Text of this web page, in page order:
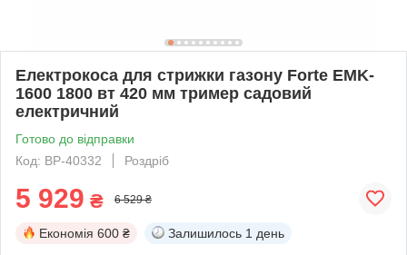
Електрокоса для стрижки газону Forte EMK-
1600 1800 вт 420 мм тример садовий
електричний
Готово до відправки
Код: BP-40332
Роздріб
5 929 ₴ 6 529 ₴
Економія 600 ₴ Залишилось 1 день